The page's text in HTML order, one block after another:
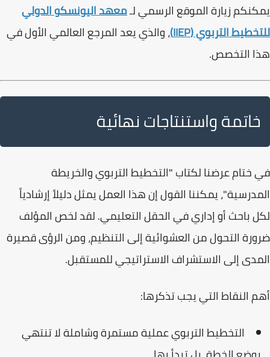
يمكنكم زيارة الموقع الرسمي لـمعهد اليونسكو الدولي
للتخطيط التربوي (IIEP)
، والذي يعد المرجع العالمي الأول في
هذا التخصص.
خاتمة واستنتاجات نهائية
في ختام عرضنا لكتاب"التخطيط التربوي والخريطة
المدرسية"، يمكننا القول إن هذا العمل يمثل دليلاً إرشادياً
لكل باحث أو إداري في الحقل التعليمي. لقد لخص المؤلف
ضرورة التحول من العشوائية إلى التنظيم، ومن الرؤى قصيرة
المدى إلى الاستشراف الاستراتيجي للمستقبل.
أهم النقاط التي يجب تذكرها:
التخطيط التربوي عملية مستمرة وشاملة لا تنتهي